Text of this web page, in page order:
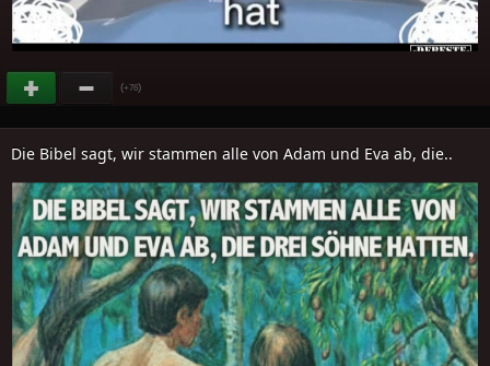
(+76)
Die Bibel sagt, wir stammen alle von Adam und Eva ab, die..